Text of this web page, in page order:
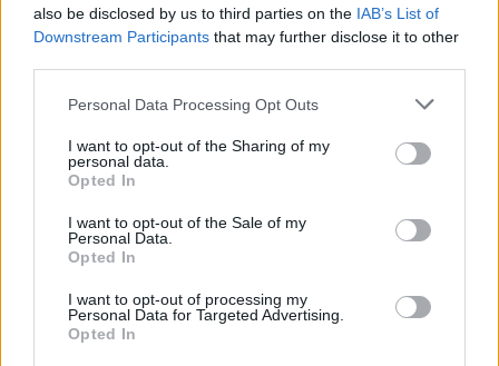
also be disclosed by us to third parties on the IAB’s List of
Downstream Participants that may further disclose it to other
Please note that this website/app uses one or more Google
not limited to your visit or usage behaviour. You may click to
grant or deny consent to Google and its third-party tags to
use your data for below specified purposes in below Google
consent section.
Personal Data Processing Opt Outs
I want to opt-out of the Sharing of my
personal data.
Opted In
I want to opt-out of the Sale of my
Personal Data.
Opted In
I want to opt-out of processing my
Personal Data for Targeted Advertising.
Opted In
Carla Bruni 2008-ban ment feleségül Nicolas
van egy fia, Aurélien is, akinek apja Raphael
Forrás: MTI
Divat Reklám Lavór Fényképészet, fotó